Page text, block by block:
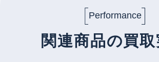
Performance
関連商品の買